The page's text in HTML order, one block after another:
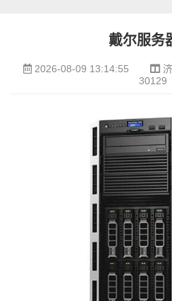
戴尔服务
2026-08-09 13:14:55
30129